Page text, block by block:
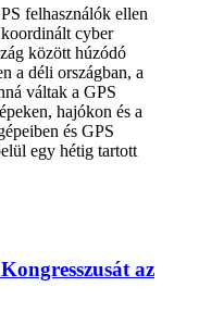
felhasználók ellen
cyber
között húzódó
a déli országban, a
váltak a GPS
hajókon és a
és GPS
egy hétig tartott
az